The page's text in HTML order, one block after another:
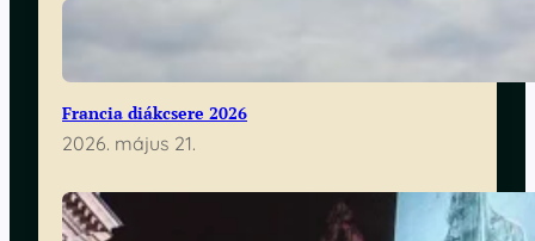
Francia diákcsere 2026
2026. május 21.